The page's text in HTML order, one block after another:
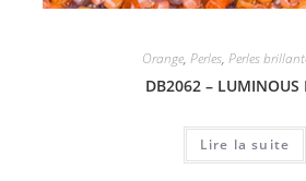
Orange, Perles, Perles
DB2062 – LUMINOUS
Lire la suite